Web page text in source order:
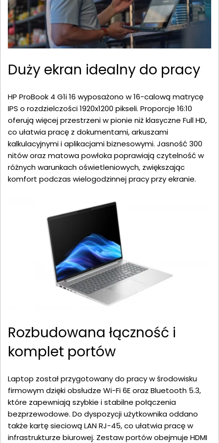
Duży ekran idealny do pracy
HP ProBook 4 G1i 16 wyposażono w 16-calową matrycę
IPS o rozdzielczości 1920x1200 pikseli. Proporcje 16:10
oferują więcej przestrzeni w pionie niż klasyczne Full HD,
co ułatwia pracę z dokumentami, arkuszami
kalkulacyjnymi i aplikacjami biznesowymi. Jasność 300
nitów oraz matowa powłoka poprawiają czytelność w
różnych warunkach oświetleniowych, zwiększając
komfort podczas wielogodzinnej pracy przy ekranie.
Rozbudowana łączność i
komplet portów
Laptop został przygotowany do pracy w środowisku
firmowym dzięki obsłudze Wi-Fi 6E oraz Bluetooth 5.3,
które zapewniają szybkie i stabilne połączenia
bezprzewodowe. Do dyspozycji użytkownika oddano
także kartę sieciową LAN RJ-45, co ułatwia pracę w
infrastrukturze biurowej. Zestaw portów obejmuje HDMI